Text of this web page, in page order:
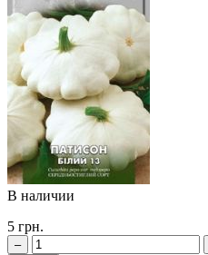
В наличии
5 грн.
–